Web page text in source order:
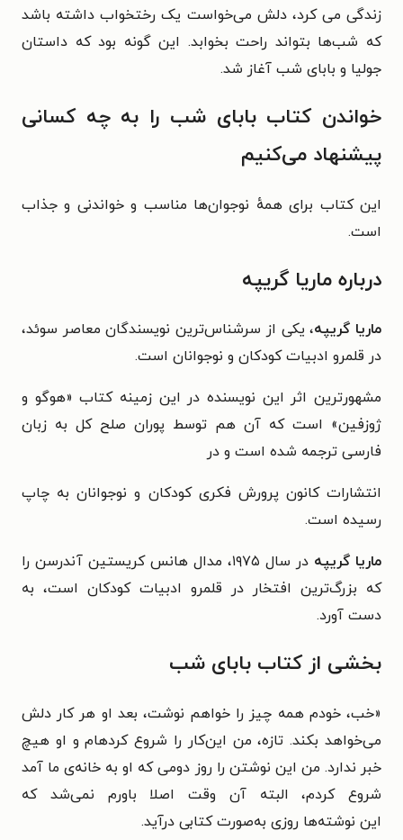
زندگی می کرد، دلش می‌خواست یک رختخواب داشته باشد
که شب‌ها بتواند راحت بخوابد. این گونه بود که داستان
جولیا و بابای شب آغاز شد.
خواندن کتاب بابای شب را به چه کسانی
پیشنهاد می‌کنیم
این کتاب برای همهٔ نوجوان‌ها مناسب و خواندنی و جذاب
است.
درباره ماریا گریپه
ماریا گریپه، یکی از سرشناس‌ترین نویسندگان معاصر سوئد،
در قلمرو ادبیاتکودکان و نوجوانان است.
مشهورترین اثر این نویسنده در این زمینه کتاب «هوگو و
ژوزفین» استکه آن هم توسط پوران صلح کل به زبان
فارسی ترجمه شده است و در
انتشارات کانون پرورش فکری کودکان و نوجوانان به چاپ
رسیده است.
ماریا گریپه
در سال ۱۹۷۵، مدال هانس‌ کریستین آندرسن را
که بزرگ‌ترین افتخار در قلمرو ادبیات کودکان است، به
دست آورد.
بخشی از کتاب بابای شب
«خب، خودم همه چیز را خواهم نوشت، بعد او هر کار دلش
می‌خواهد بکند. تازه، من این‌کار را شروع کردهام و او هیچ
خبر ندارد. من این نوشتن را روز دومیکه او به خانه‌ی ما آمد
شروع کردم، البته آن وقت اصلا باورم نمی‌شد که
این نوشته‌ها روزی به‌صورت کتابی درآید.